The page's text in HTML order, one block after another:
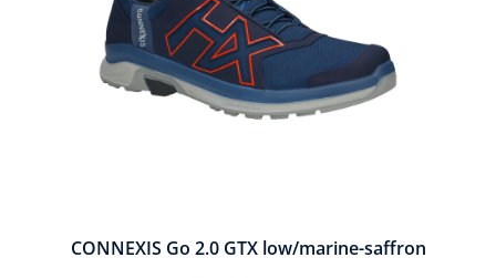
CONNEXIS Go 2.0 GTX low/marine-saffron